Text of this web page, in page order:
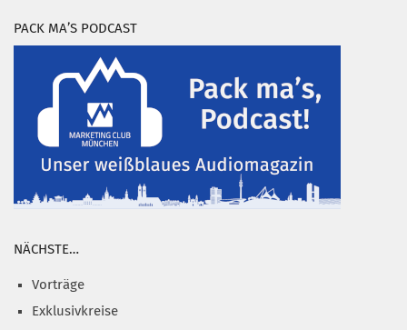
PACK MA’S PODCAST
NÄCHSTE…
Vorträge
Exklusivkreise